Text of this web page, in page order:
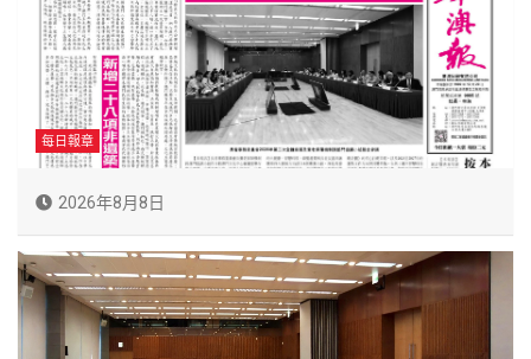
每日報章
2026年8月8日